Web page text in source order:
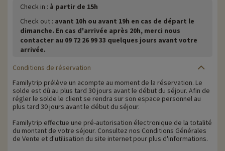
Check in : à partir de 15h
Check out : avant 10h ou avant 19h en cas de départ le
dimanche. En cas d'arrivée après 20h, merci nous
contacter au 09 72 26 99 33 quelques jours avant votre
arrivée.
Conditions de réservation
Familytrip prélève un acompte au moment de la réservation. Le
solde est dû au plus tard 30 jours avant le début du séjour. Afin de
régler le solde le client se rendra sur son espace personnel au
plus tard 30 jours avant le début du séjour.
Familytrip effectue une pré-autorisation électronique de la totalité
du montant de votre séjour. Consultez nos Conditions Générales
de Vente et d'utilisation du site internet pour plus d'informations.